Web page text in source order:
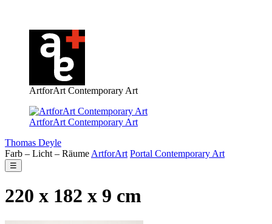
ArtforArt Contemporary Art
ArtforArt Contemporary Art
Thomas Deyle
Farb – Licht – Räume ArtforArt Portal Contemporary Art
☰
220 x 182 x 9 cm